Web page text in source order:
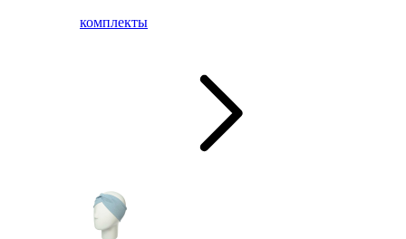
комплекты